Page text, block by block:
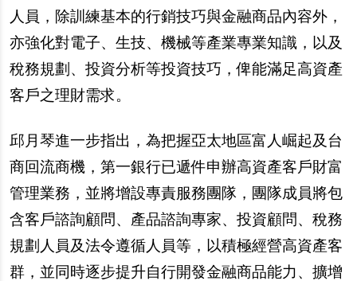
人員，除訓練基本的行銷技巧與金融商品內容外，
亦強化對電子、生技、機械等產業專業知識，以及
稅務規劃、投資分析等投資技巧，俾能滿足高資產
客戶之理財需求。
邱月琴進一步指出，為把握亞太地區富人崛起及台
商回流商機，第一銀行已遞件申辦高資產客戶財富
管理業務，並將增設專責服務團隊，團隊成員將包
含客戶諮詢顧問、產品諮詢專家、投資顧問、稅務
規劃人員及法令遵循人員等，以積極經營高資產客
群，並同時逐步提升自行開發金融商品能力、擴增